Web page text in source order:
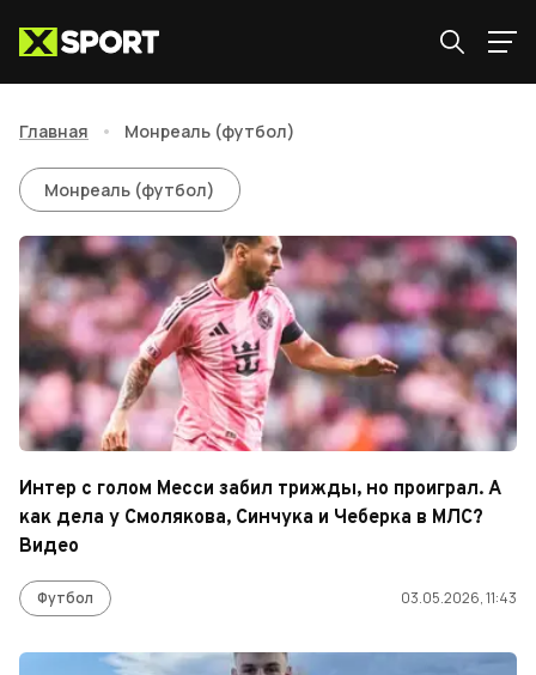
Главная • Монреаль (футбол)
Монреаль (футбол)
Монреаль (футбол)
Интер с голом Месси забил трижды, но проиграл. А
как дела у Смолякова, Синчука и Чеберка в МЛС?
Видео
Футбол 03.05.2026, 11:43